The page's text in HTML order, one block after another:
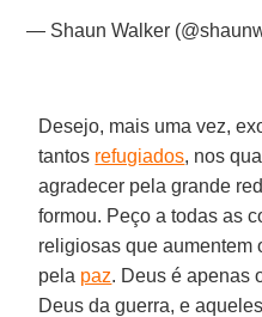
— Shaun Walker
Desejo, mais uma vez,
tantos refugiados, nos
agradecer pela grande
formou. Peço a todas as
religiosas que aumentem
pela paz. Deus é apenas
Deus da guerra, e